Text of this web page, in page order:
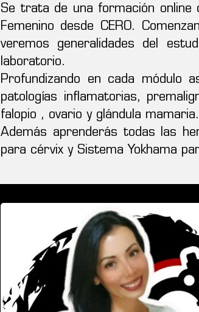
Se trata de una formación online
Femenino desde CERO.
veremos generalidades del
laboratorio.
Profundizando en cada módulo
patologías inflamatorias,
falopio , ovario y glándula mamaria.
Además aprenderás todas las
para cérvix y Sistema Yokhama